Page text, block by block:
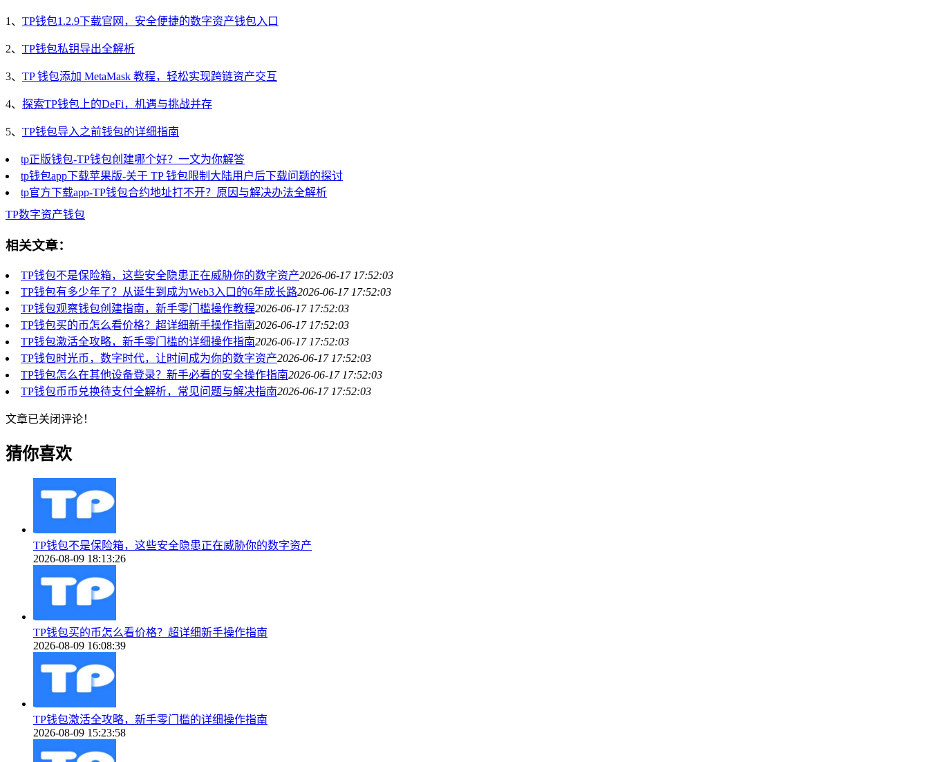
1、 TP钱包1.2.9下载官网，安全便捷的数字资产钱包入口
2、 TP钱包私钥导出全解析
3、 TP 钱包添加 MetaMask 教程，轻松实现跨链资产交互
4、 探索TP钱包上的DeFi，机遇与挑战并存
5、 TP钱包导入之前钱包的详细指南
tp正版钱包-TP钱包创建哪个好？一文为你解答
tp钱包app下载苹果版-关于 TP 钱包限制大陆用户后下载问题的探讨
tp官方下载app-TP钱包合约地址打不开？原因与解决办法全解析
TP数字资产钱包
相关文章：
TP钱包不是保险箱，这些安全隐患正在威胁你的数字资产2026-06-17 17:52:03
TP钱包有多少年了？从诞生到成为Web3入口的6年成长路2026-06-17 17:52:03
TP钱包观察钱包创建指南，新手零门槛操作教程2026-06-17 17:52:03
TP钱包买的币怎么看价格？超详细新手操作指南2026-06-17 17:52:03
TP钱包激活全攻略，新手零门槛的详细操作指南2026-06-17 17:52:03
TP钱包时光币，数字时代，让时间成为你的数字资产2026-06-17 17:52:03
TP钱包怎么在其他设备登录？新手必看的安全操作指南2026-06-17 17:52:03
TP钱包币币兑换待支付全解析，常见问题与解决指南2026-06-17 17:52:03
文章已关闭评论！
猜你喜欢
TP钱包不是保险箱，这些安全隐患正在威胁你的数字资产
2026-08-09 18:13:26
TP钱包买的币怎么看价格？超详细新手操作指南
2026-08-09 16:08:39
TP钱包激活全攻略，新手零门槛的详细操作指南
2026-08-09 15:23:58